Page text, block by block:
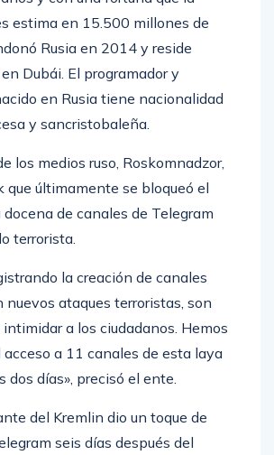
estima en 15.500 millones de
Rusia en 2014 y reside
Dubái. El programador y
en Rusia tiene nacionalidad
y sancristobaleña.
los medios ruso, Roskomnadzor,
que últimamente se bloqueó el
docena de canales de Telegram
terrorista.
la creación de canales
nuevos ataques terroristas, son
a los ciudadanos. Hemos
a 11 canales de esta laya
dos días», precisó el ente.
del Kremlin dio un toque de
seis días después del